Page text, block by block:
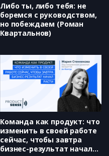
Либо ты, либо тебя: не
боремся с руководством,
но побеждаем (Роман
Квартальнов)
Команда как продукт: что
изменить в своей работе
сейчас, чтобы завтра
бизнес-результат начал